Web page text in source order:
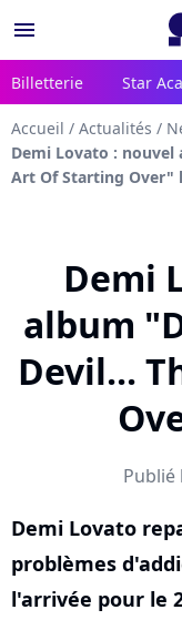
menu
Billetterie Star
Accueil / Actualités /
Demi Lovato : nouvel
Art Of Starting Over"
Demi
album
Devil...
Publié
Demi Lovato
problèmes
l'arrivée pour le